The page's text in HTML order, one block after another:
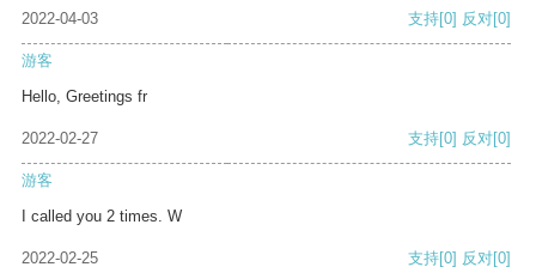
2022-04-03 支持[0] 反对[0]
游客
Hello, Greetings fr
2022-02-27 支持[0] 反对[0]
游客
I called you 2 times. W
2022-02-25 支持[0] 反对[0]